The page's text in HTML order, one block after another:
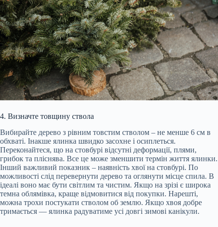
4. Визначте товщину ствола
Вибирайте дерево з рівним товстим стволом – не менше 6 см в
обхваті. Інакше ялинка швидко засохне і осиплеться.
Переконайтеся, що на стовбурі відсутні деформації, плями,
грибок та пліснява. Все це може зменшити термін життя ялинки.
Інший важливий показник – наявність хвої на стовбурі. По
можливості слід перевернути дерево та оглянути місце спила. В
ідеалі воно має бути світлим та чистим. Якщо на зрізі є широка
темна облямівка, краще відмовитися від покупки. Нарешті,
можна трохи постукати стволом об землю. Якщо хвоя добре
тримається — ялинка радуватиме усі довгі зимові канікули.